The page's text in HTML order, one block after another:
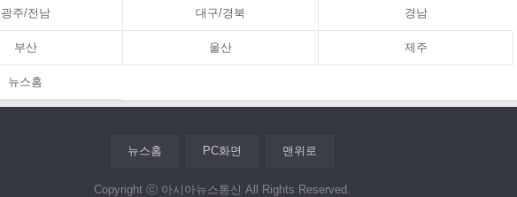
광주/전남 대구/경북 경남
부산 울산 제주
뉴스홈
뉴스홈 PC화면 맨위로
Copyright ⓒ 아시아뉴스통신 All Rights Reserved.